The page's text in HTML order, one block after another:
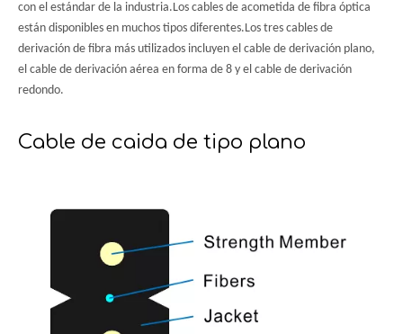
con el estándar de la industria.Los cables de acometida de fibra óptica
están disponibles en muchos tipos diferentes.Los tres cables de
derivación de fibra más utilizados incluyen el cable de derivación plano,
el cable de derivación aérea en forma de 8 y el cable de derivación
redondo.
Cable de caida de tipo plano